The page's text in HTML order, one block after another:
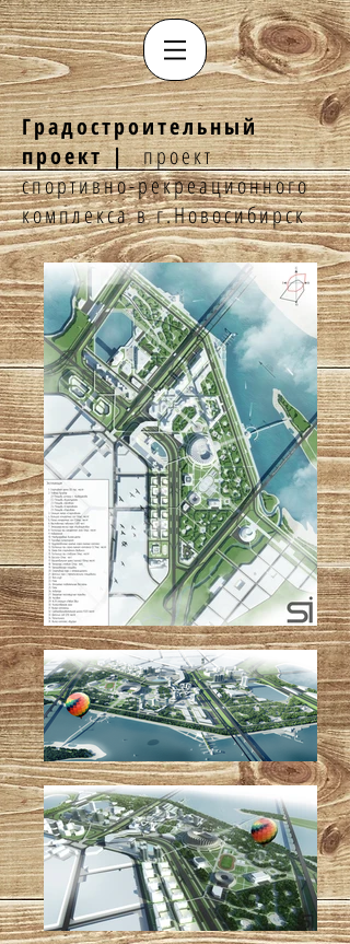
Градостроительный
проект |проект
спортивно-рекреационного
комплекса в г.Новосибирск